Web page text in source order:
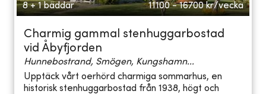
8 + 1 bäddar 11100 - 16700 kr/vecka
Charmig gammal stenhuggarbostad
vid Åbyfjorden
Hunnebostrand, Smögen, Kungshamn...
Upptäck vårt oerhörd charmiga sommarhus, en
historisk stenhuggarbostad från 1938, högt och